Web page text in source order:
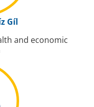
Gíl
and economic